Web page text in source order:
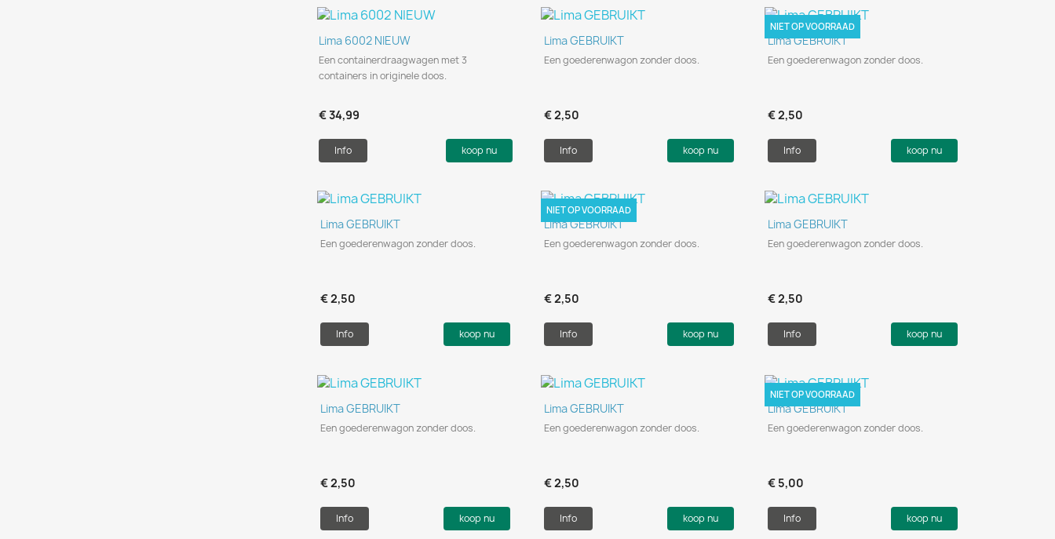
Snel bekijken
Lima 6002 NIEUW
Een containerdraagwagen met 3
containers in originele doos.
€ 34,99
Info koop nu
Snel bekijken
Lima GEBRUIKT
Een goederenwagon zonder doos.
€ 2,50
Info koop nu
Snel bekijken
Lima GEBRUIKT
Een goederenwagon zonder doos.
€ 2,50
Info koop nu
NIET OP VOORRAAD
Snel bekijken
Lima GEBRUIKT
Een goederenwagon zonder doos.
€ 2,50
Info koop nu
Snel bekijken
Lima GEBRUIKT
Een goederenwagon zonder doos.
€ 2,50
Info koop nu
NIET OP VOORRAAD
Snel bekijken
Lima GEBRUIKT
Een goederenwagon zonder doos.
€ 2,50
Info koop nu
Snel bekijken
Lima GEBRUIKT
Een goederenwagon zonder doos.
€ 2,50
Info koop nu
Snel bekijken
Lima GEBRUIKT
Een goederenwagon zonder doos.
€ 2,50
Info koop nu
Snel bekijken
Lima GEBRUIKT
Een goederenwagon zonder doos.
€ 5,00
Info koop nu
NIET OP VOORRAAD